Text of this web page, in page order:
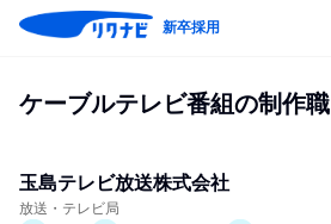
新卒採用
ケーブルテレビ番組の制作職
玉島テレビ放送株式会社
放送・テレビ局